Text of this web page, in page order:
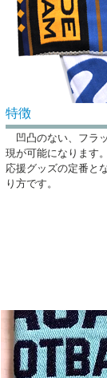
特徴
凹凸のない、フラ
現が可能になります
応援グッズの定番と
り方です。